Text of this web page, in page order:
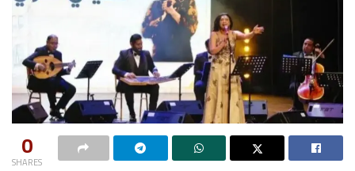
0
SHARES